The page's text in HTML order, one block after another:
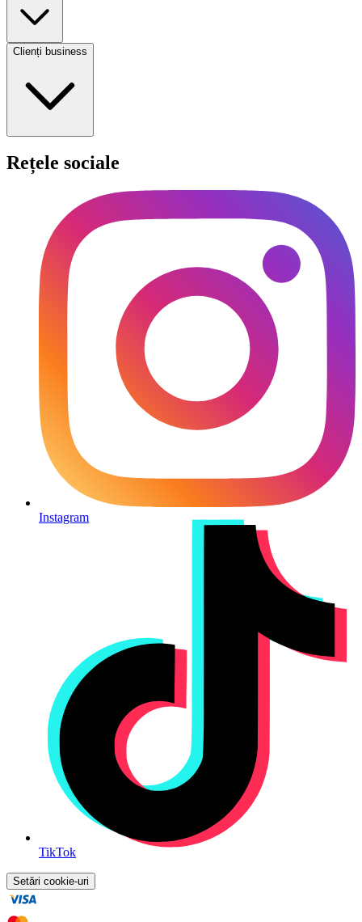
Clienți business
Rețele sociale
Instagram
TikTok
Setări cookie-uri